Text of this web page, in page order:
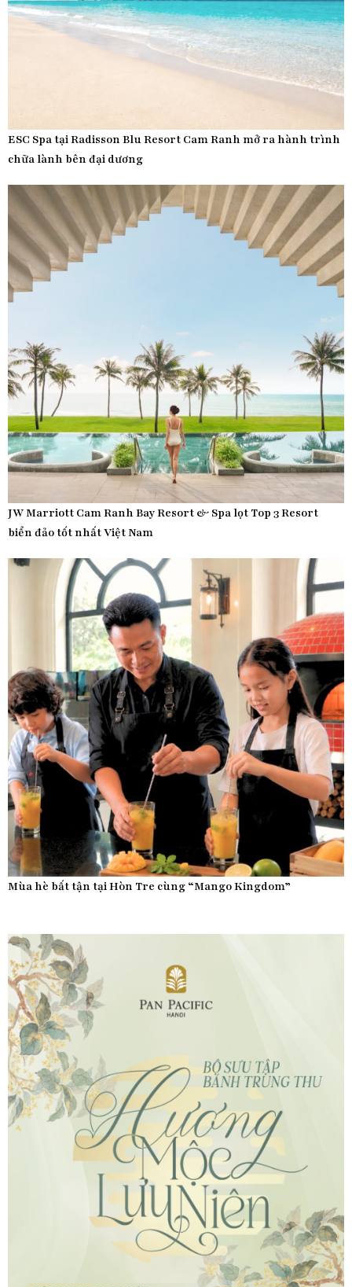
ESC Spa tại Radisson Blu Resort Cam Ranh mở ra hành trình
chữa lành bên đại dương
JW Marriott Cam Ranh Bay Resort & Spa lọt Top 3 Resort
biển đảo tốt nhất Việt Nam
Mùa hè bất tận tại Hòn Tre cùng “Mango Kingdom”